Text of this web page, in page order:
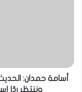
أسامة حمدان:
وننتظر ردًا